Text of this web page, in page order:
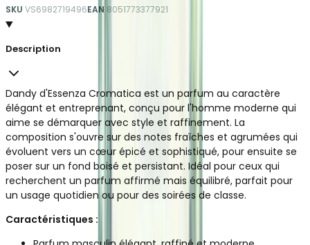
SKU VS6982719496EAN 8051773377921
Description
Dandy d'Essenza Cromatica est un parfum au caractère
élégant et entreprenant, conçu pour l'homme moderne qui
aime se démarquer avec style et raffinement. La
composition s'ouvre sur des notes fraîches et agrumées qui
évoluent vers un cœur épicé et sophistiqué, pour ensuite se
poser sur un fond boisé et persistant. Idéal pour ceux qui
recherchent un parfum affirmé mais équilibré, parfait pour
un usage quotidien ou pour des soirées de classe.
Caractéristiques :